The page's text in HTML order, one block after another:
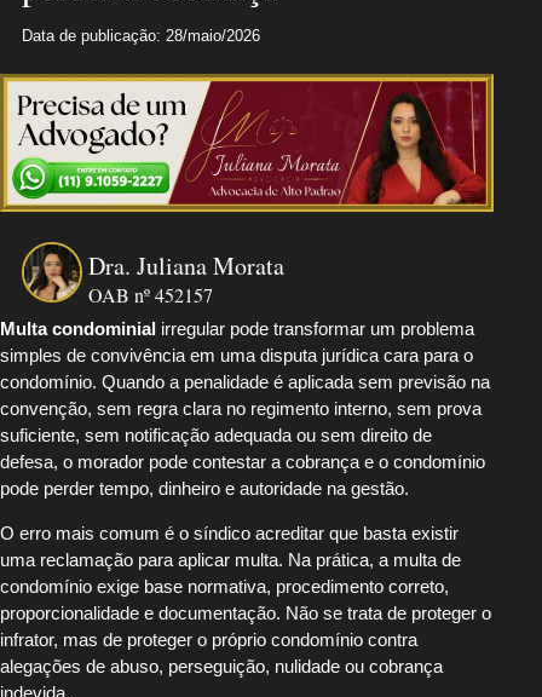
Data de publicação: 28/maio/2026
Dra. Juliana Morata
OAB nº 452157
Multa condominial irregular pode transformar um problema
simples de convivência em uma disputa jurídica cara para o
condomínio. Quando a penalidade é aplicada sem previsão na
convenção, sem regra clara no regimento interno, sem prova
suficiente, sem notificação adequada ou sem direito de
defesa, o morador pode contestar a cobrança e o condomínio
pode perder tempo, dinheiro e autoridade na gestão.
O erro mais comum é o síndico acreditar que basta existir
uma reclamação para aplicar multa. Na prática, a multa de
condomínio exige base normativa, procedimento correto,
proporcionalidade e documentação. Não se trata de proteger o
infrator, mas de proteger o próprio condomínio contra
alegações de abuso, perseguição, nulidade ou cobrança
indevida.